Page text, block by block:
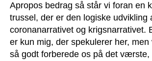
Apropos bedrag så står vi foran en
trussel, der er den logiske udvikling
coronanarrativet og krigsnarrativet.
er kun mig, der spekulerer her, men
så godt forberede os på det værste,